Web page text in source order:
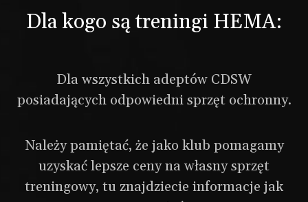
Dla kogo są treningi HEMA:
Dla wszystkich adeptów CDSW
posiadających odpowiedni sprzęt ochronny.
Należy pamiętać, że jako klub pomagamy
uzyskać lepsze ceny na własny sprzęt
treningowy, tu znajdziecie informacje jak